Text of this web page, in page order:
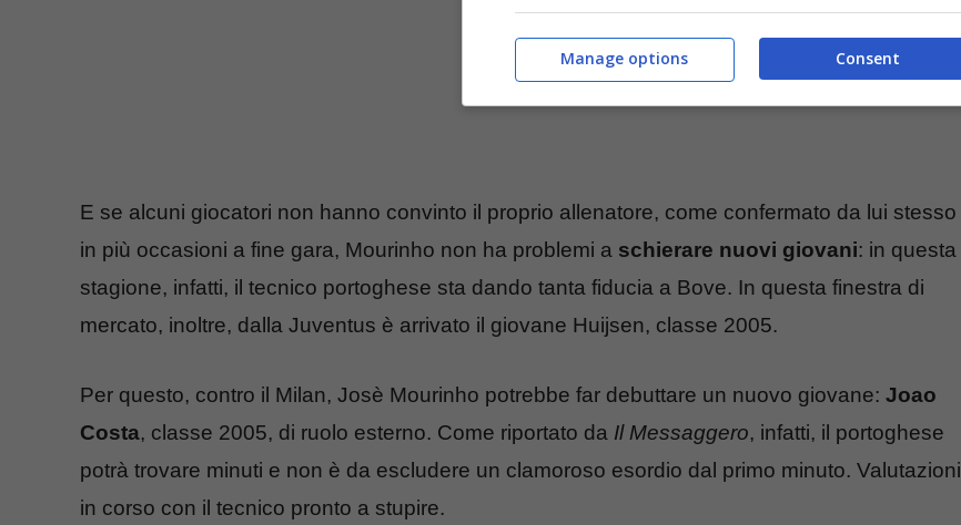
E se alcuni giocatori non hanno convinto il proprio allenatore, come confermato da lui stesso
in più occasioni a fine gara, Mourinho non ha problemi a schierare nuovi giovani: in questa
stagione, infatti, il tecnico portoghese sta dando tanta fiducia a Bove. In questa finestra di
mercato, inoltre, dalla Juventus è arrivato il giovane Huijsen, classe 2005.
Per questo, contro il Milan, Josè Mourinho potrebbe far debuttare un nuovo giovane: Joao
Costa, classe 2005, di ruolo esterno. Come riportato da Il Messaggero, infatti, il portoghese
potrà trovare minuti e non è da escludere un clamoroso esordio dal primo minuto. Valutazioni
in corso con il tecnico pronto a stupire.
Consent
Manage options